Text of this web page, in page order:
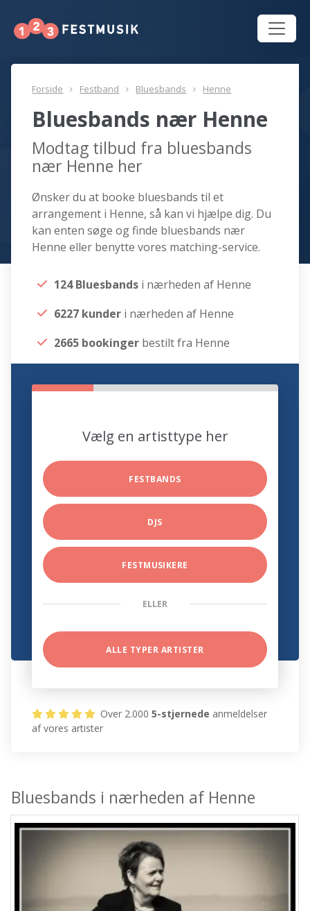
Forside Festband Bluesbands Henne
Bluesbands nær Henne
Modtag tilbud fra bluesbands
nær Henne her
Ønsker du at booke bluesbands til et
arrangement i Henne, så kan vi hjælpe dig. Du
kan enten søge og finde bluesbands nær
Henne eller benytte vores matching-service.
124 Bluesbands i nærheden af Henne
6227 kunder i nærheden af Henne
2665 bookinger bestilt fra Henne
Vælg en artisttype her
FESTBANDS
DJS
FESTMUSIKERE
ELLER
ALLE TYPER ARTISTER
Over 2.0005-stjernede anmeldelser
af vores artister
Bluesbands i nærheden af Henne